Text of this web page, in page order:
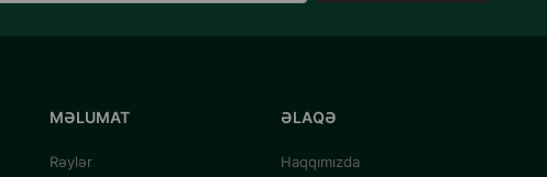
MƏLUMAT
Rəylər
ƏLAQƏ
Haqqımızda